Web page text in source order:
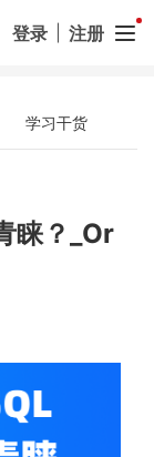
登录 注册
学习干货
睐？_Or